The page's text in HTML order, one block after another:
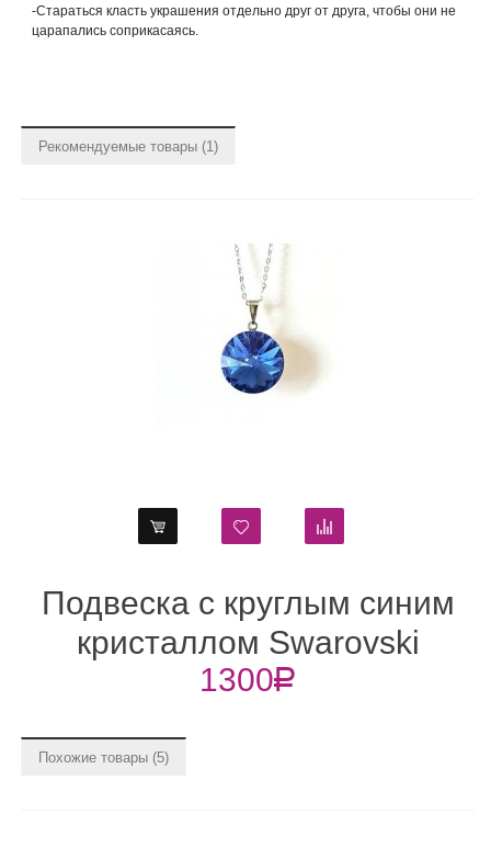
-Стараться класть украшения отдельно друг от друга, чтобы они не
царапались соприкасаясь.
Рекомендуемые товары (1)
Подвеска с круглым синим
кристаллом Swarovski
Sappfire 18 мм
1300R
Похожие товары (5)